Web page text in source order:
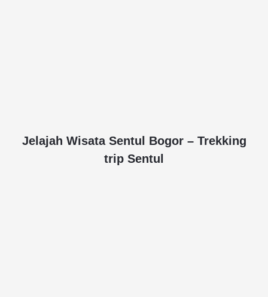
Jelajah Wisata Sentul Bogor – Trekking
trip Sentul